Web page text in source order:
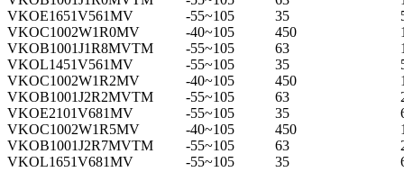
VKOE1651V561MV
-55~105 35
VKOC1002W1R0MV
-40~105 450
VKOB1001J1R8MVTM
-55~105 63
VKOL1451V561MV
-55~105 35
VKOC1002W1R2MV
-40~105 450
VKOB1001J2R2MVTM
-55~105 63
VKOE2101V681MV
-55~105 35
VKOC1002W1R5MV
-40~105 450
VKOB1001J2R7MVTM
-55~105 63
VKOL1651V681MV
-55~105 35